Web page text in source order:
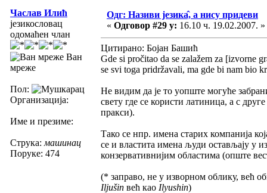
Часлав Илић
језикословац
одомаћен члан
Ван
мреже
Пол:
Организација:
Име и презиме:
Струка: машинац
Поруке: 474
Одг: Називи језика̂, а нису придеви
« Одговор #29 у: 16.10 ч. 19.02.2007. »
Цитирано: Бојан Башић
Gde si pročitao da se zalažem za [izvorne
se svi toga pridržavali, ma gde bi nam bio
Не видим да је то уопште могуће
свету где се користи латиница, а с
пракси).
Тако се нпр. имена старих компанија
се и властита имена људи остављају у
конзервативнијим областима (опште
(* заправо, не у изворном облику, већ
Iljušin већ као Ilyushin)